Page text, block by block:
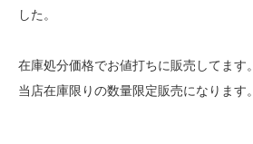
した。
在庫処分価格でお値打ちに販売してます。
当店在庫限りの数量限定販売になります。